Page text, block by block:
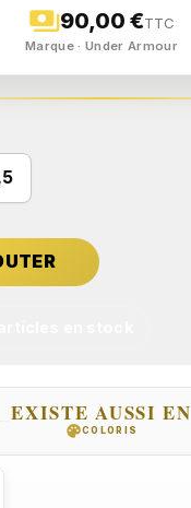
payments90,00 €TTC
Marque · Under Armour
EXISTE AUSSI EN
paletteCOLORIS